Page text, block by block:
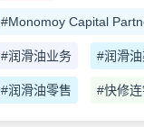
#Monomoy Capital
#润滑油业务 #润滑
#润滑油零售 #快修连